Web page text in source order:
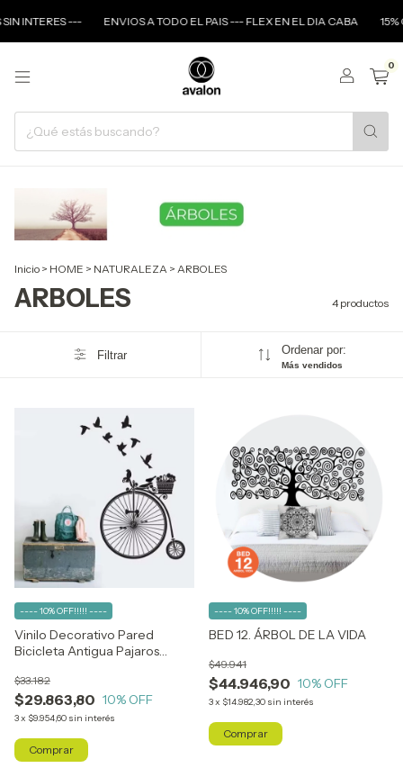
INTERES --- ENVIOS A TODO EL PAIS --- FLEX EN EL DIA CABA 15%
0
Inicio > HOME > NATURALEZA > ARBOLES
ARBOLES 4 productos
Filtrar Ordenar por:
Más vendidos
Vinilo Decorativo Pared
Bicicleta Antigua Pajaros
$29.863,80
$33.182
10% OFF
3x $9.954,60 sin interés
---- 10% OFF!!!!! ----
BED 12. ÁRBOL DE LA VIDA
$44.946,90
$49.941
10% OFF
3x $14.982,30 sin interés
---- 10% OFF!!!!! ----